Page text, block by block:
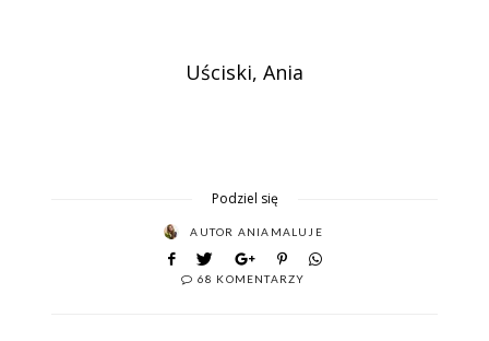
Uściski, Ania
Podziel się
AUTOR ANIAMALUJE
68 KOMENTARZY